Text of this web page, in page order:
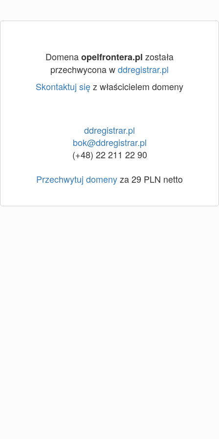
Domenaopelfrontera.pl została
przechwycona wddregistrar.pl
Skontaktuj sięz właścicielem domeny
ddregistrar.pl
bok@ddregistrar.pl
(+48) 22 211 22 90
Przechwytuj domenyza 29 PLN netto